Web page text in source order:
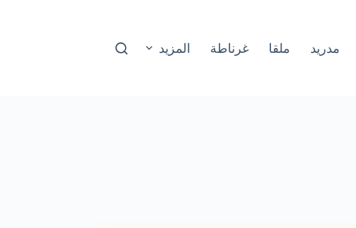
مدريد ملقا غرناطة المزيد